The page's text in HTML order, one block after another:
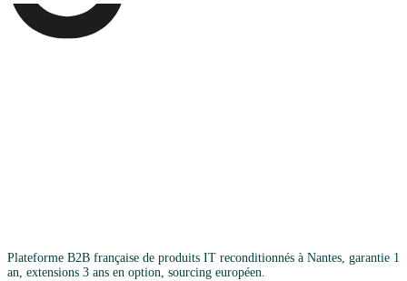
Plateforme B2B française de produits IT reconditionnés à Nantes, garantie 1
an, extensions 3 ans en option, sourcing européen.